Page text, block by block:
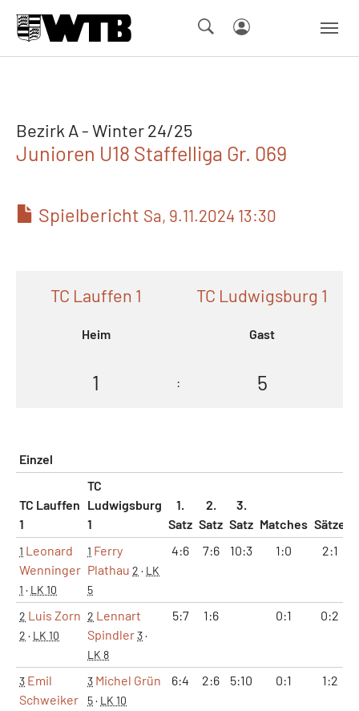
Bezirk A - Winter 24/25
Junioren U18 Staffelliga Gr. 069
Spielbericht Sa, 9.11.2024 13:30
TC Lauffen 1
Heim
TC Ludwigsburg 1
Gast
1 : 5
Einzel
TC Lauffen
1
TC
Ludwigsburg
1
1.
Satz
2.
Satz
3.
Satz Matches Sätze
1 Leonard
Wenninger
1 · LK 10
1 Ferry
Plathau 2 · LK
5
4:6 7:6 10:3 1:0 2:1
2 Luis Zorn
2 · LK 10
2 Lennart
Spindler3·
LK 8
5:7 1:6 0:1 0:2
3 Emil
Schweiker
3 Michel Grün
5· LK 10
6:4 2:6 5:10 0:1 1:2